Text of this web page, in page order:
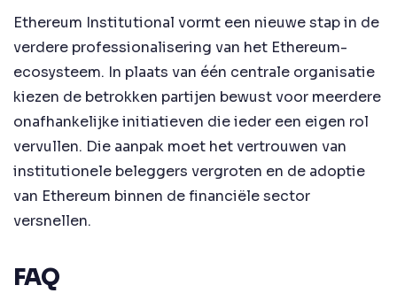
Ethereum Institutional vormt een nieuwe stap in de
verdere professionalisering van het Ethereum-
ecosysteem. In plaats van één centrale organisatie
kiezen de betrokken partijen bewust voor meerdere
onafhankelijke initiatieven die ieder een eigen rol
vervullen. Die aanpak moet het vertrouwen van
institutionele beleggers vergroten en de adoptie
van Ethereum binnen de financiële sector
versnellen.
FAQ